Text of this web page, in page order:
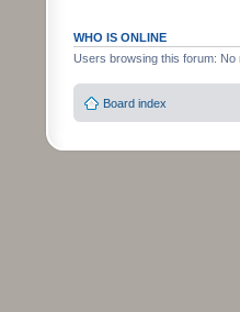
WHO IS ONLINE
Users browsing this forum:
Board index